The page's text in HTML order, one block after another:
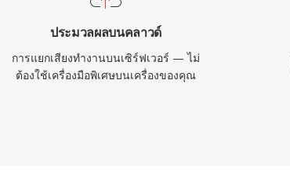
วาม
ประมวลผลบนคลาวด์
การแยกเสียงทำงานบนเซิร์ฟเวอร์ — ไม่
ต้องใช้เครื่องมือพิเศษบนเครื่องของคุณ